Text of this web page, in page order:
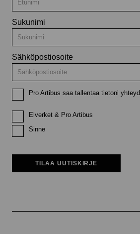
Sukunimi
Sähköpostiosoite
Pro Artibus saa tallentaa tietoni
Elverket & Pro Artibus
Sinne
TILAA UUTISKIRJE